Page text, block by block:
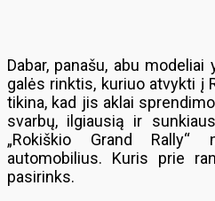
Dabar, panašu, abu
galės rinktis, kuriuo atvykti į
tikina, kad jis aklai
svarbų, ilgiausią ir
„Rokiškio Grand Rally“
automobilius. Kuris prie
pasirinks.